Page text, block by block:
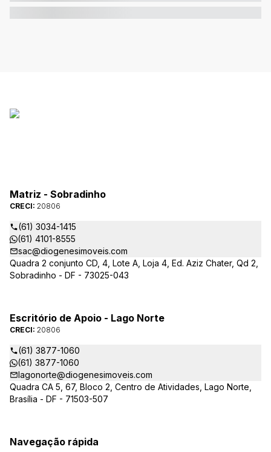
Matriz - Sobradinho
CRECI: 20806
(61) 3034-1415
(61) 4101-8555
sac@diogenesimoveis.com
Quadra 2 conjunto CD, 4, Lote A, Loja 4, Ed. Aziz Chater, Qd 2,
Sobradinho - DF - 73025-043
Escritório de Apoio - Lago Norte
CRECI: 20806
(61) 3877-1060
(61) 3877-1060
lagonorte@diogenesimoveis.com
Quadra CA 5, 67, Bloco 2, Centro de Atividades, Lago Norte,
Brasília - DF - 71503-507
Navegação rápida